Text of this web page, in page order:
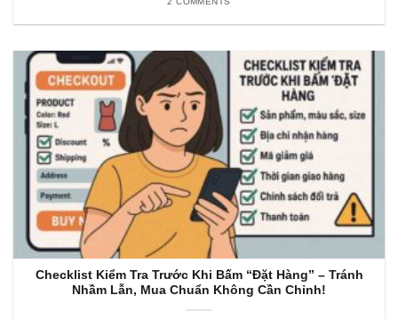
Checklist Kiểm Tra Trước Khi Bấm “Đặt Hàng” – Tránh
Nhầm Lẫn, Mua Chuẩn Không Cần Chỉnh!